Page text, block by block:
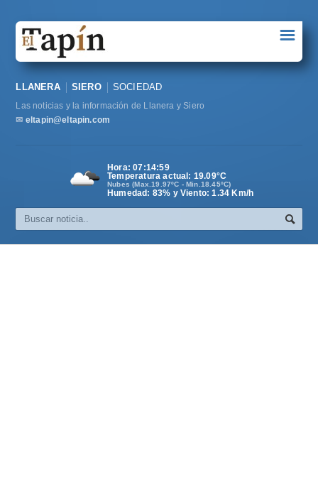
Sociedad
Política
Cultura
☰
LLANERA SIERO SOCIEDAD
Las noticias y la información de Llanera y Siero
✉ eltapin@eltapin.com
Hora:07:15:00
Temperatura actual: 19.09°C
Nubes (Max.19.97ºC - Min.18.45ºC)
Humedad: 83% y Viento: 1.34 Km/h